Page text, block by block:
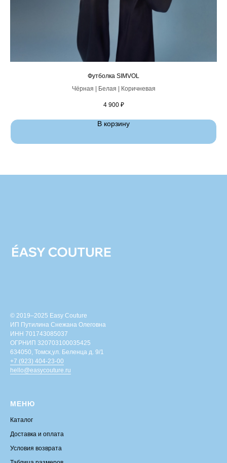
Футболка SIMVOL
Чёрная | Белая | Коричневая
4 900 ₽
В корзину
© 2019–2025 Easy Couture
ИП Путилина Снежана Олеговна
ИНН 701743085037
ОГРНИП 320703100035425
634050, Томск,ул. Беленца д. 9/1
+7 (923) 404-23-00
hello@easycouture.ru
МЕНЮ
Каталог
Доставка и оплата
Условия возврата